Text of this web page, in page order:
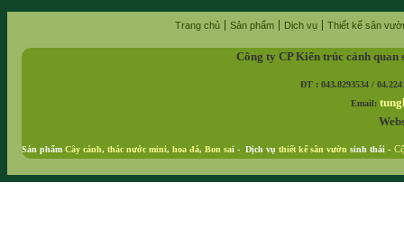
Trang chủ Sản phẩm Dịch vụ Thiết kế sân
Công ty CP Kiến trúc cảnh
ĐT : 043.8293534 /
Email:
Sản phẩm Cây cảnh, thác nước mini, hoa đá, Bon sai - Dịch vụ thiết kế sân vườn sinh thái -